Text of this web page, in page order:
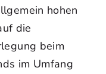
hohen
die
beim
im Umfang